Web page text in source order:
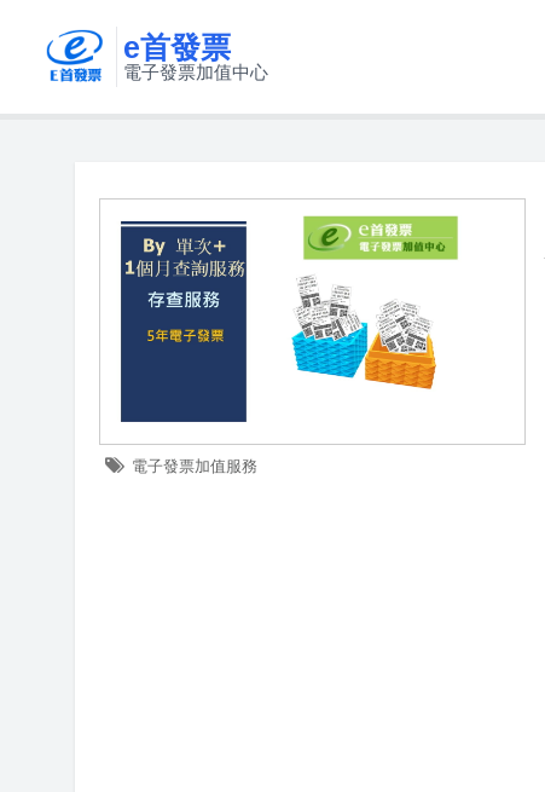
e首發票
電子發票加值中心
電子發票加值服務